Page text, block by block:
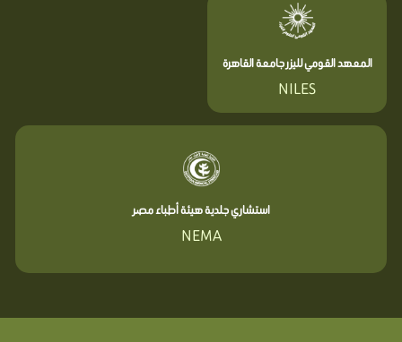
المعهد القومي لليزر جامعة القاهرة
NILES
استشاري جلدية هيئة أطباء مصر
NEMA